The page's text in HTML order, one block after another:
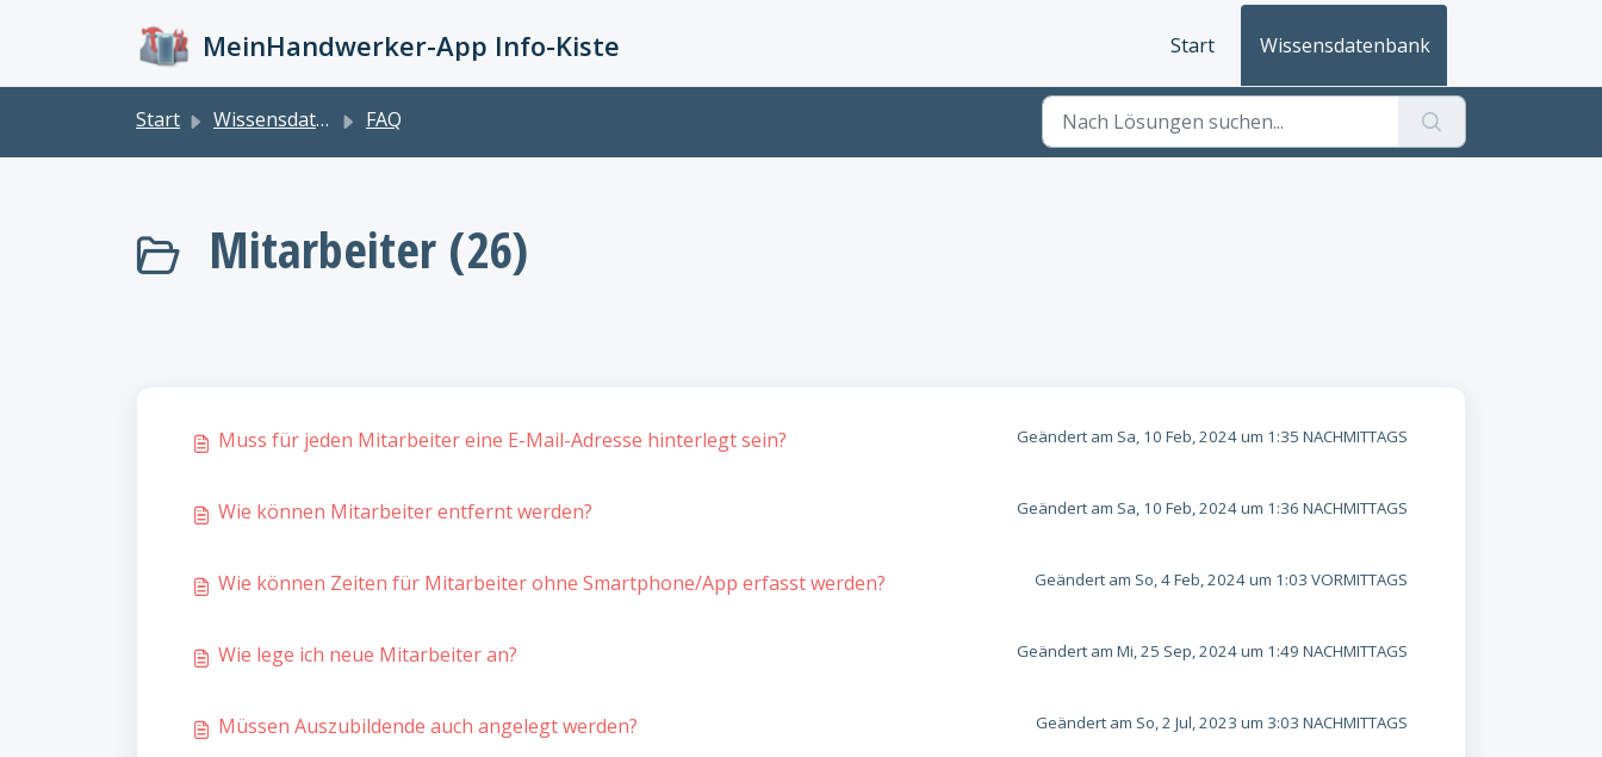
MeinHandwerker-App Info-Kiste Start Wissensdatenbank
Start Wissensdatenbank FAQ
Mitarbeiter (26)
Muss für jeden Mitarbeiter eine E-Mail-Adresse hinterlegt sein? Geändert am Sa, 10 Feb, 2024 um 1:35 NACHMITTAGS
Wie können Mitarbeiter entfernt werden? Geändert am Sa, 10 Feb, 2024 um 1:36 NACHMITTAGS
Wie können Zeiten für Mitarbeiter ohne Smartphone/App erfasst werden? Geändert am So, 4 Feb, 2024 um 1:03 VORMITTAGS
Wie lege ich neue Mitarbeiter an? Geändert am Mi, 25 Sep, 2024 um 1:49 NACHMITTAGS
Müssen Auszubildende auch angelegt werden? Geändert am So, 2 Jul, 2023 um 3:03 NACHMITTAGS